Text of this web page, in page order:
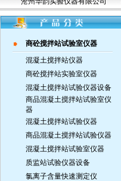
商砼搅拌站试验室仪器
混凝土搅拌站仪器
商砼搅拌站实验室仪器
混凝土搅拌站试验仪器设备
商品混凝土搅拌站试验室仪
器
混凝土搅拌站试验仪器
商品混凝土搅拌站试验仪器
混凝土搅拌站试验室仪器
质监站试验仪器设备
氯离子含量快速测定仪